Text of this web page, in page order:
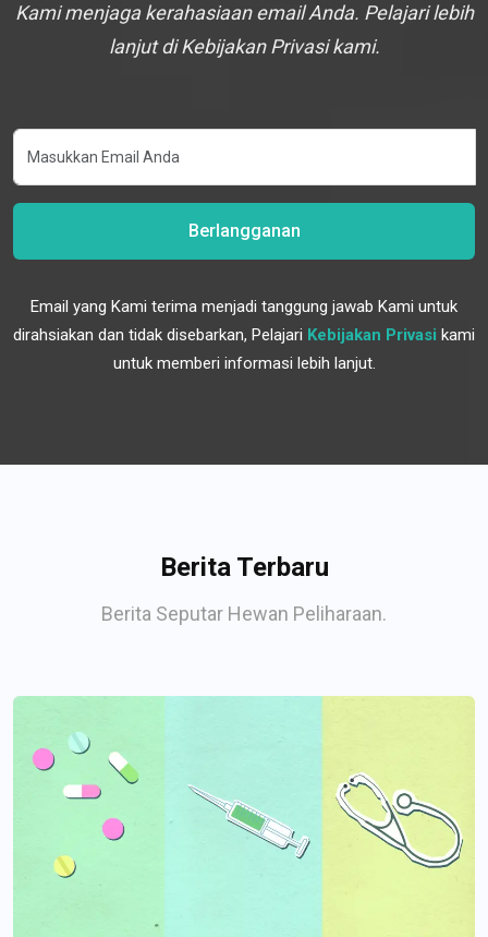
Kami menjaga kerahasiaan email Anda. Pelajari lebih
lanjut di Kebijakan Privasi kami.
Berlangganan
Email yang Kami terima menjadi tanggung jawab Kami untuk
dirahsiakan dan tidak disebarkan, Pelajari Kebijakan Privasi kami
untuk memberi informasi lebih lanjut.
Berita Terbaru
Berita Seputar Hewan Peliharaan.